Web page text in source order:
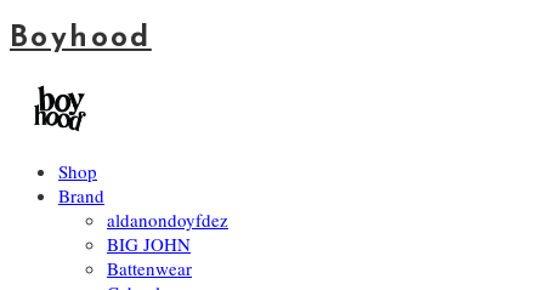
Boyhood
Shop
Brand
aldanondoyfdez
BIG JOHN
Battenwear